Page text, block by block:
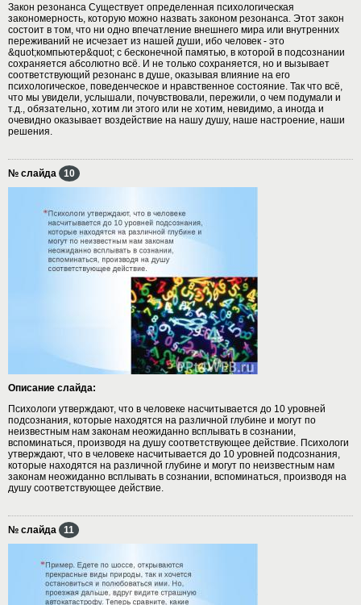
Закон резонанса Существует определенная психологическая
закономерность, которую можно назвать законом резонанса. Этот закон
состоит в том, что ни одно впечатление внешнего мира или внутренних
переживаний не исчезает из нашей души, ибо человек - это
&quot;компьютер&quot; с бесконечной памятью, в которой в подсознании
сохраняется абсолютно всё. И не только сохраняется, но и вызывает
соответствующий резонанс в душе, оказывая влияние на его
психологическое, поведенческое и нравственное состояние. Так что всё,
что мы увидели, услышали, почувствовали, пережили, о чем подумали и
т.д., обязательно, хотим ли этого или не хотим, невидимо, а иногда и
очевидно оказывает воздействие на нашу душу, наше настроение, наши
решения.
№ слайда 10
Описание слайда:
Психологи утверждают, что в человеке насчитывается до 10 уровней
подсознания, которые находятся на различной глубине и могут по
неизвестным нам законам неожиданно всплывать в сознании,
вспоминаться, производя на душу соответствующее действие. Психологи
утверждают, что в человеке насчитывается до 10 уровней подсознания,
которые находятся на различной глубине и могут по неизвестным нам
законам неожиданно всплывать в сознании, вспоминаться, производя на
душу соответствующее действие.
№ слайда 11